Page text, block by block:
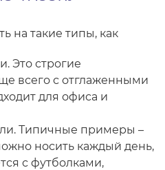
на такие типы, как
Это строгие
всего с отглаженными
для офиса и
Типичные примеры –
носить каждый день,
с футболками,